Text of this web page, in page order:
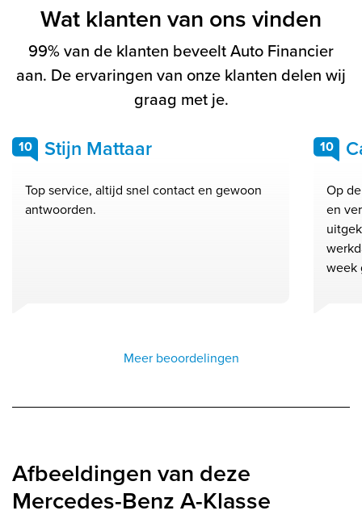
Wat klanten van ons vinden
99% van de klanten beveelt Auto Financier
aan. De ervaringen van onze klanten delen wij
graag met je.
10 Stijn Mattaar
Top service, altijd snel contact en gewoon
antwoorden.
10
Op
en
week
Meer beoordelingen
Afbeeldingen van deze
Mercedes-Benz A-Klasse